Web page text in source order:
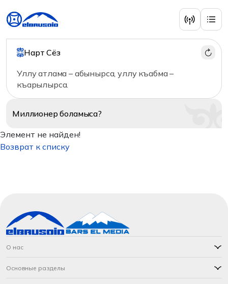
Нарт Сёз
Уллу атлама – абынырса, уллу къабма –
къарылырса.
Миллионерболамыса?
Элемент не найден!
Возврат к списку
О нас
Основные разделы